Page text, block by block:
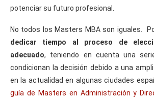
potenciar su futuro profesional.
No todos los Masters MBA son iguales.
dedicar tiempo al proceso de
adecuado, teniendo en cuenta una
condicionan la decisión debido a una
en la actualidad en algunas ciudades
guía de Masters en Administración y